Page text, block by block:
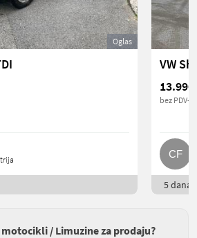
Oglas
VW
13.990
bez PDV-a
5 dana
/ Limuzine za prodaju?